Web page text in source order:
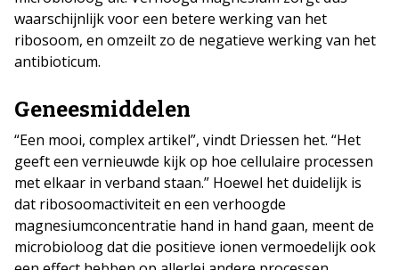
waarschijnlijk voor een betere werking van het
ribosoom, en omzeilt zo de negatieve werking van het
antibioticum.
Geneesmiddelen
“Een mooi, complex artikel”, vindt Driessen het. “Het
geeft een vernieuwde kijk op hoe cellulaire processen
met elkaar in verband staan.” Hoewel het duidelijk is
dat ribosoomactiviteit en een verhoogde
magnesiumconcentratie hand in hand gaan, meent de
microbioloog dat die positieve ionen vermoedelijk ook